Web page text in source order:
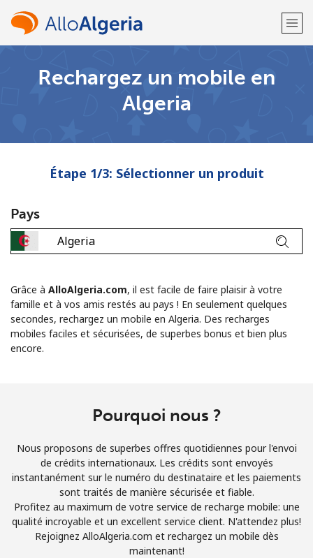
Bienvenue!
Vous avez déjà un compte?
Aucun mot de passe créé
8 caractères minimum
Une lettre majuscule et une lettre minuscule
Un numéro
Un caractère spécial
Rechargez un mobile en
Algeria
Étape 1/3: Sélectionner un produit
Pays
Grâce à AlloAlgeria.com, il est facile de faire plaisir à votre
famille et à vos amis restés au pays ! En seulement quelques
secondes, rechargez un mobile en Algeria. Des recharges
mobiles faciles et sécurisées, de superbes bonus et bien plus
encore.
Pourquoi nous ?
Nous proposons de superbes offres quotidiennes pour l'envoi
de crédits internationaux. Les crédits sont envoyés
instantanément sur le numéro du destinataire et les paiements
sont traités de manière sécurisée et fiable.
Profitez au maximum de votre service de recharge mobile: une
qualité incroyable et un excellent service client. N'attendez plus!
Rejoignez AlloAlgeria.com et rechargez un mobile dès
maintenant!